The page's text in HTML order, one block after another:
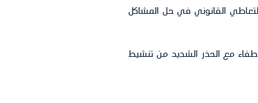
القانوني في حل المشاكل
مع الحذر الشديد من تنشيط